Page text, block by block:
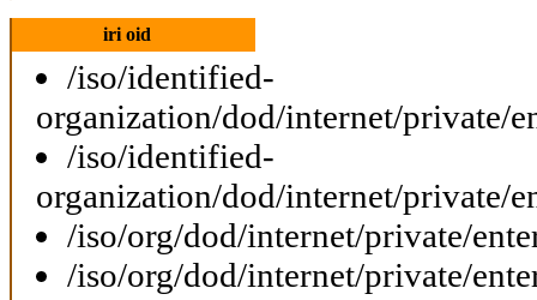
iri oid
/iso/identified-
organization/dod/internet/private/
/iso/identified-
organization/dod/internet/private/
/iso/org/dod/internet/private/
/iso/org/dod/internet/private/